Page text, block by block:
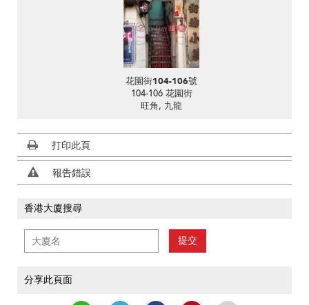
花園街104-106號
104-106 花園街
旺角, 九龍
打印此頁
報告錯誤
香港大廈搜尋
提交
分享此頁面